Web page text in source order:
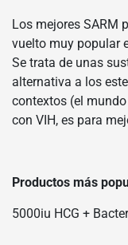
Los mejores SARM
vuelto muy popular
Se trata de unas
alternativa a los
contextos (el
con VIH, es para
Productos más
5000iu HCG +